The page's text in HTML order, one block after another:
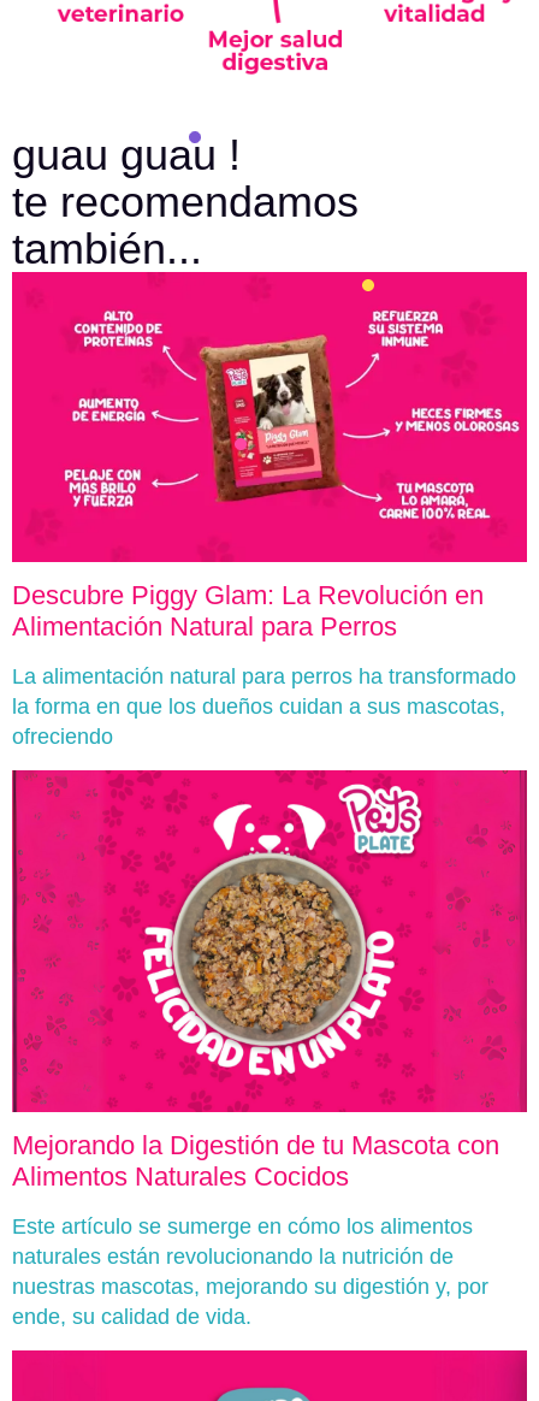
guau guau !
te recomendamos
también...
Descubre Piggy Glam: La Revolución en
Alimentación Natural para Perros
La alimentación natural para perros ha transformado
la forma en que los dueños cuidan a sus mascotas,
ofreciendo
Mejorando la Digestión de tu Mascota con
Alimentos Naturales Cocidos
Este artículo se sumerge en cómo los alimentos
naturales están revolucionando la nutrición de
nuestras mascotas, mejorando su digestión y, por
ende, su calidad de vida.